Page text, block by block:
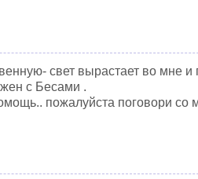
свет вырастает во мне и
с Бесами .
пожалуйста поговори со